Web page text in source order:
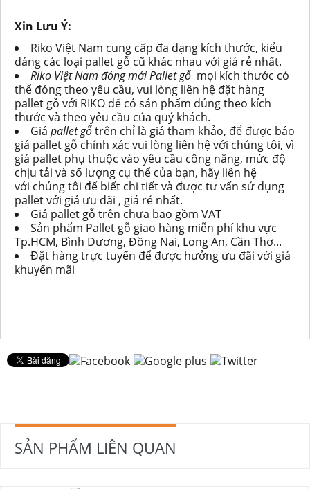
Xin Lưu Ý:
Riko Việt Nam cung cấp đa dạng kích thước, kiểu
dáng các loại pallet gỗ cũ khác nhau với giá rẻ nhất.
Riko Việt Nam đóng mới Pallet gỗ mọi kích thước có
thể đóng theo yêu cầu, vui lòng liên hệ đặt hàng
pallet gỗ với RIKO để có sản phẩm đúng theo kích
thước và theo yêu cầu của quý khách.
Giá pallet gỗtrên chỉ là giá tham khảo, để được báo
giá pallet gỗ chính xác vui lòng liên hệ với chúng tôi, vì
giá pallet phụ thuộc vào yêu cầu công năng, mức độ
chịu tải và số lượng cụ thể của bạn, hãy liên hệ
với chúng tôi để biết chi tiết và được tư vấn sử dụng
pallet với giá ưu đãi , giá rẻ nhất.
Giá pallet gỗ trên chưa bao gồm VAT
Sản phẩm Pallet gỗ giao hàng miễn phí khu vực
Tp.HCM, Bình Dương, Đồng Nai, Long An, Cần Thơ...
Đặt hàng trực tuyến để được hưởng ưu đãi với giá
khuyến mãi
SẢN PHẨM LIÊN QUAN